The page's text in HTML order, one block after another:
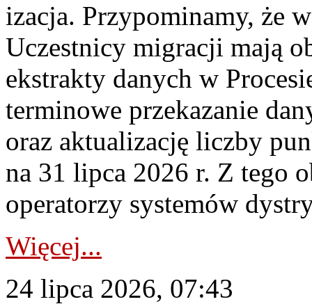
izacja. Przypominamy, że
Uczestnicy migracji mają
ekstrakty danych w
terminowe przekazanie
oraz aktualizację liczby
na 31 lipca 2026 r. Z tego
operatorzy systemów
Więcej...
24 lipca 2026, 07:43